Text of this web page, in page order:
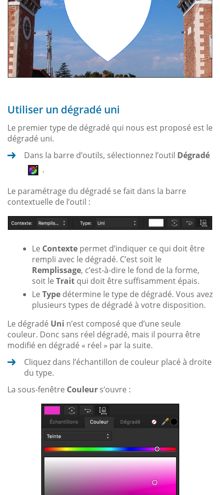
Utiliser un dégradé uni
Le premier type de dégradé qui nous est proposé est le
dégradé uni.
Dans la barre d’outils, sélectionnez l’outil Dégradé
.
Le paramétrage du dégradé se fait dans la barre
contextuelle de l’outil :
Le Contexte permet d’indiquer ce qui doit être
rempli avec le dégradé. C’est soit le
Remplissage, c’est-à-dire le fond de la forme,
soit le Trait qui doit être suffisamment épais.
Le Type détermine le type de dégradé. Vous avez
plusieurs types de dégradé à votre disposition.
Le dégradé Uni n’est composé que d’une seule
couleur. Donc sans réel dégradé, mais il pourra être
modifié en dégradé « réel » par la suite.
Cliquez dans l’échantillon de couleur placé à droite
du type.
La sous-fenêtre Couleur s’ouvre :